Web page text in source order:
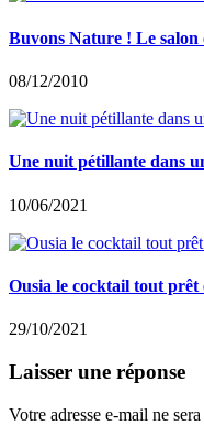
Buvons Nature ! Le salon
08/12/2010
Une nuit pétillante dans
10/06/2021
Ousia le cocktail tout prêt
29/10/2021
Laisser une réponse
Votre adresse e-mail ne